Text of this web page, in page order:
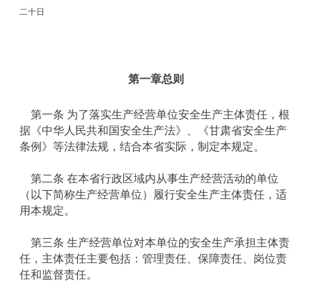
二十日
第一章总则
第一条 为了落实生产经营单位安全生产主体责任，根
据《中华人民共和国安全生产法》、《甘肃省安全生产
条例》等法律法规，结合本省实际，制定本规定。
第二条 在本省行政区域内从事生产经营活动的单位
（以下简称生产经营单位）履行安全生产主体责任，适
用本规定。
第三条 生产经营单位对本单位的安全生产承担主体责
任，主体责任主要包括：管理责任、保障责任、岗位责
任和监督责任。